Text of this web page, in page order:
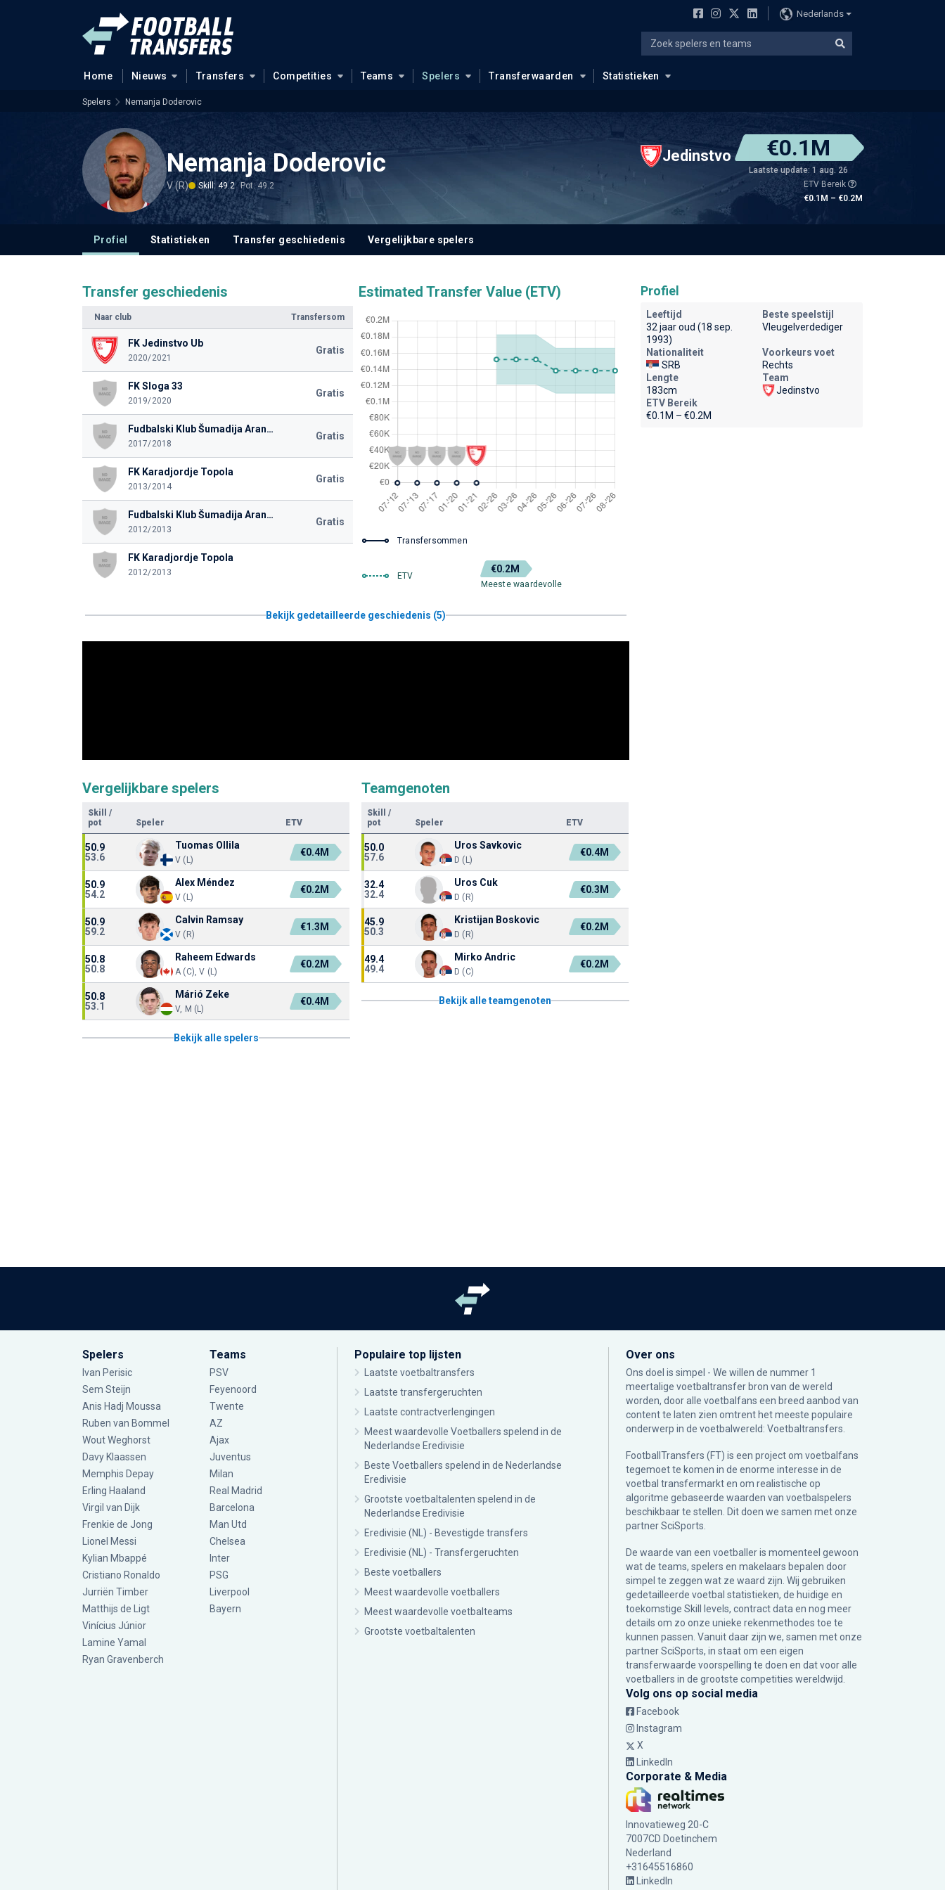
Nederlands
Home Nieuws Transfers Competities Teams Spelers Transferwaarden Statistieken
Spelers Nemanja Doderovic
Nemanja Doderovic
V (R) Skill: 49.2 Pot: 49.2
Jedinstvo €0.1M
Laatste update: 1 aug. 26
ETV Bereik
€0.1M – €0.2M
Profiel Statistieken Transfer geschiedenis Vergelijkbare spelers
Transfer geschiedenis
Naar club Transfersom
FK Jedinstvo Ub
2020/2021
Gratis
FK Sloga 33
2019/2020
Gratis
Fudbalski Klub Šumadija Aranđelovac
2017/2018
Gratis
FK Karadjordje Topola
2013/2014
Gratis
Fudbalski Klub Šumadija Aranđelovac
2012/2013
Gratis
FK Karadjordje Topola
2012/2013
Estimated Transfer Value (ETV)
Transfersommen
ETV
€0.2M
Meeste waardevolle
Bekijk gedetailleerde geschiedenis (5)
Vergelijkbare spelers
Skill
/
pot
Speler ETV
50.9
53.6
Tuomas Ollila
V (L)
€0.4M
50.9
54.2
Alex Méndez
V (L)
€0.2M
50.9
59.2
Calvin Ramsay
V (R)
€1.3M
50.8
50.8
Raheem Edwards
A (C), V (L)
€0.2M
50.8
53.1
Márió Zeke
V, M (L)
€0.4M
Bekijk alle spelers
Teamgenoten
Skill
/
pot
Speler ETV
50.0
57.6
Uros Savkovic
D (L)
€0.4M
32.4
32.4
Uros Cuk
D (R)
€0.3M
45.9
50.3
Kristijan Boskovic
D (R)
€0.2M
49.4
49.4
Mirko Andric
D (C)
€0.2M
Bekijk alle teamgenoten
Profiel
Leeftijd
32 jaar oud (18 sep.
1993)
Beste speelstijl
Vleugelverdediger
Nationaliteit
SRB
Voorkeurs voet
Rechts
Lengte
183cm
Team
Jedinstvo
ETV Bereik
€0.1M – €0.2M
Spelers
Ivan Perisic
Sem Steijn
Anis Hadj Moussa
Ruben van Bommel
Wout Weghorst
Davy Klaassen
Memphis Depay
Erling Haaland
Virgil van Dijk
Frenkie de Jong
Lionel Messi
Kylian Mbappé
Cristiano Ronaldo
Jurriën Timber
Matthijs de Ligt
Vinícius Júnior
Lamine Yamal
Ryan Gravenberch
Teams
PSV
Feyenoord
Twente
AZ
Ajax
Juventus
Milan
Real Madrid
Barcelona
Man Utd
Chelsea
Inter
PSG
Liverpool
Bayern
Populaire top lijsten
Laatste voetbaltransfers
Laatste transfergeruchten
Laatste contractverlengingen
Meest waardevolle Voetballers spelend in de
Nederlandse Eredivisie
Beste Voetballers spelend in de Nederlandse
Eredivisie
Grootste voetbaltalenten spelend in de
Nederlandse Eredivisie
Eredivisie (NL) - Bevestigde transfers
Eredivisie (NL) - Transfergeruchten
Beste voetballers
Meest waardevolle voetballers
Meest waardevolle voetbalteams
Grootste voetbaltalenten
Over ons
Ons doel is simpel - We willen de nummer 1
meertalige voetbaltransfer bron van de wereld
worden, door alle voetbalfans een breed aanbod van
content te laten zien omtrent het meeste populaire
onderwerp in de voetbalwereld: Voetbaltransfers.
FootballTransfers (FT) is een project om voetbalfans
tegemoet te komen in de enorme interesse in de
voetbal transfermarkt en om realistische op
algoritme gebaseerde waarden van voetbalspelers
beschikbaar te stellen. Dit doen we samen met onze
partnerSciSports
De waarde van een voetballer is momenteel gewoon
wat de teams, spelers en makelaars bepalen door
simpel te zeggen wat ze waard zijn. Wij gebruiken
gedetailleerde voetbal statistieken, de huidige en
toekomstige Skill levels, contract data en nog meer
details om zo onze unieke rekenmethodes toe te
kunnen passen. Vanuit daar zijn we, samen met onze
partner SciSports, in staat om een eigen
transferwaarde voorspelling te doen en dat voor alle
voetballers in de grootste competities wereldwijd.
Volg ons op social media
Facebook
Instagram
X
LinkedIn
Corporate & Media
Innovatieweg 20-C
7007CD Doetinchem
Nederland
+31645516860
LinkedIn